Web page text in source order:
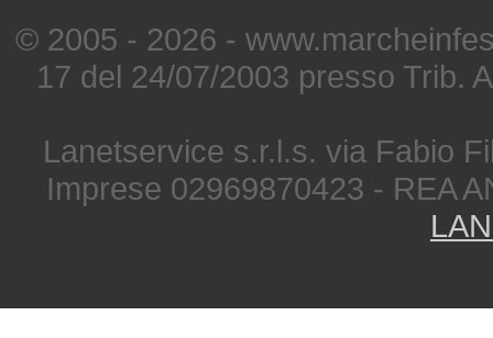
© 2005 - 2026 -
17 del 24/07/2003 presso Trib.
Lanetservice s.r.l.s. via Fabio
Imprese 02969870423 - REA